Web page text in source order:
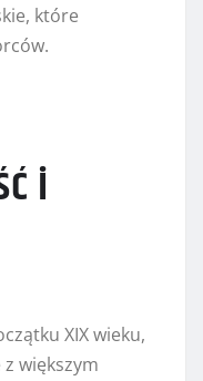
które
i
XIX wieku,
większym